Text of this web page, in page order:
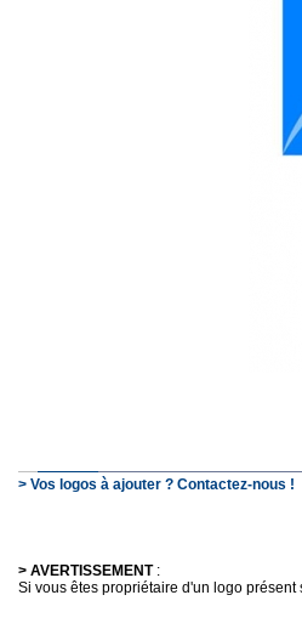
> Vos logos à ajouter ? Contactez-nous !
> AVERTISSEMENT:
Si vous êtes propriétaire d'un logo